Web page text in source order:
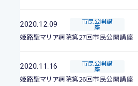
2020.12.09 市民公開講
座
姫路聖マリア病院第27回市民公開講座
2020.11.16 市民公開講
座
姫路聖マリア病院第26回市民公開講座